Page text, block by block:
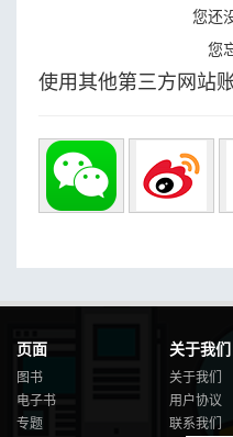
您还
您
使用其他第三方网站
页面
图书
电子书
专题
关于我们
关于我们
用户协议
联系我们